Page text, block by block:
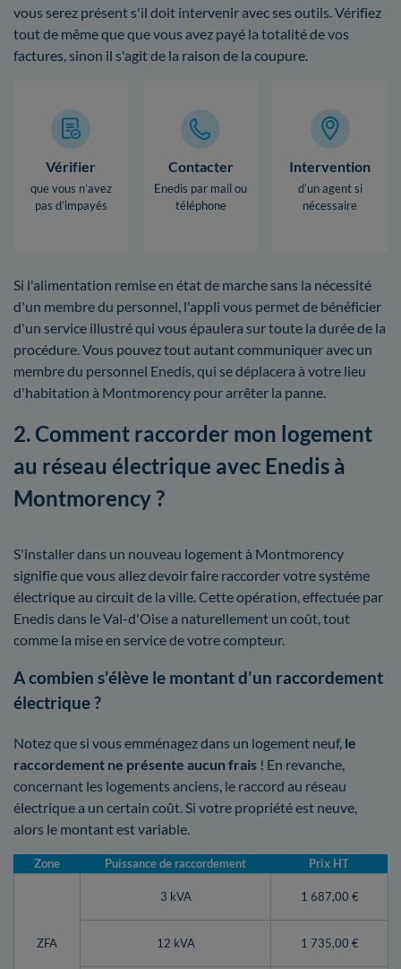
vous serez présent s'il doit intervenir avec ses outils. Vérifiez
tout de même que que vous avez payé la totalité de vos
factures, sinon il s'agit de la raison de la coupure.
Vérifier
que vous n’avez
pas d’impayés
Contacter
Enedis par mail ou
téléphone
Intervention
d’un agent si
nécessaire
Si l'alimentation remise en état de marche sans la nécessité
d'un membre du personnel, l'appli vous permet de bénéficier
d'un service illustré qui vous épaulera sur toute la durée de la
procédure. Vous pouvez tout autant communiquer avec un
membre du personnel Enedis, qui se déplacera à votre lieu
d'habitation à Montmorency pour arrêter la panne.
2. Comment raccorder mon logement
au réseau électrique avec Enedis à
Montmorency ?
S'installer dans un nouveau logement à Montmorency
signifie que vous allez devoir faire raccorder votre système
électrique au circuit de la ville. Cette opération, effectuée par
Enedis dans le Val-d'Oise a naturellement un coût, tout
comme la mise en service de votre compteur.
A combien s'élève le montant d'un raccordement
électrique ?
Notez que si vous emménagez dans un logement neuf, le
raccordement ne présente aucun frais ! En revanche,
concernant les logements anciens, le raccord au réseau
électrique a un certain coût. Si votre propriété est neuve,
alors le montant est variable.
Zone Puissance de raccordement Prix HT
ZFA
3 kVA 1 687,00 €
12 kVA 1 735,00 €